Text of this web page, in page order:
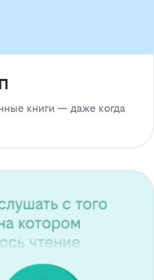
книги — даже когда